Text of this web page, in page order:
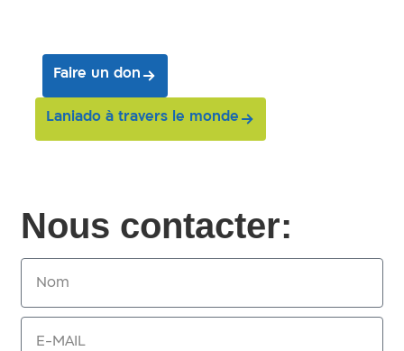
Faire un don
Laniado à travers le monde
Nous contacter: